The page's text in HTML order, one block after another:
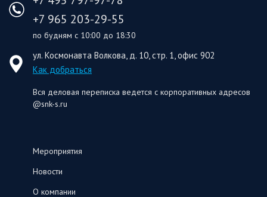
+7 965 203-29-55
по будням с 10:00 до 18:30
ул. Космонавта Волкова, д. 10, стр. 1, офис 902
Как добраться
Вся деловая переписка ведется с корпоративных адресов
@snk-s.ru
Мероприятия
Новости
О компании